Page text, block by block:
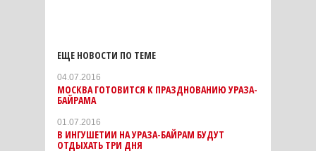
ЕЩЕ НОВОСТИ ПО ТЕМЕ
04.07.2016
МОСКВА ГОТОВИТСЯ К ПРАЗДНОВАНИЮ УРАЗА-
БАЙРАМА
01.07.2016
В ИНГУШЕТИИ НА УРАЗА-БАЙРАМ БУДУТ
ОТДЫХАТЬ ТРИ ДНЯ